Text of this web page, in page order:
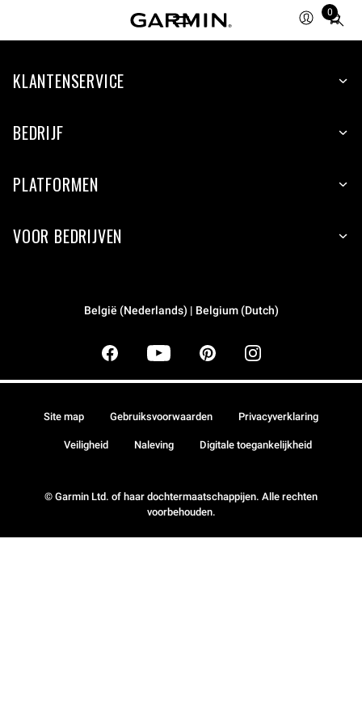
0
Total
items
cart:
KLANTENSERVICE
BEDRIJF
PLATFORMEN
VOOR BEDRIJVEN
België (Nederlands) | Belgium (Dutch)
© Garmin Ltd. of haar dochtermaatschappijen. Alle rechten
voorbehouden.
Site map Gebruiksvoorwaarden Privacyverklaring
Veiligheid Naleving Digitale toegankelijkheid